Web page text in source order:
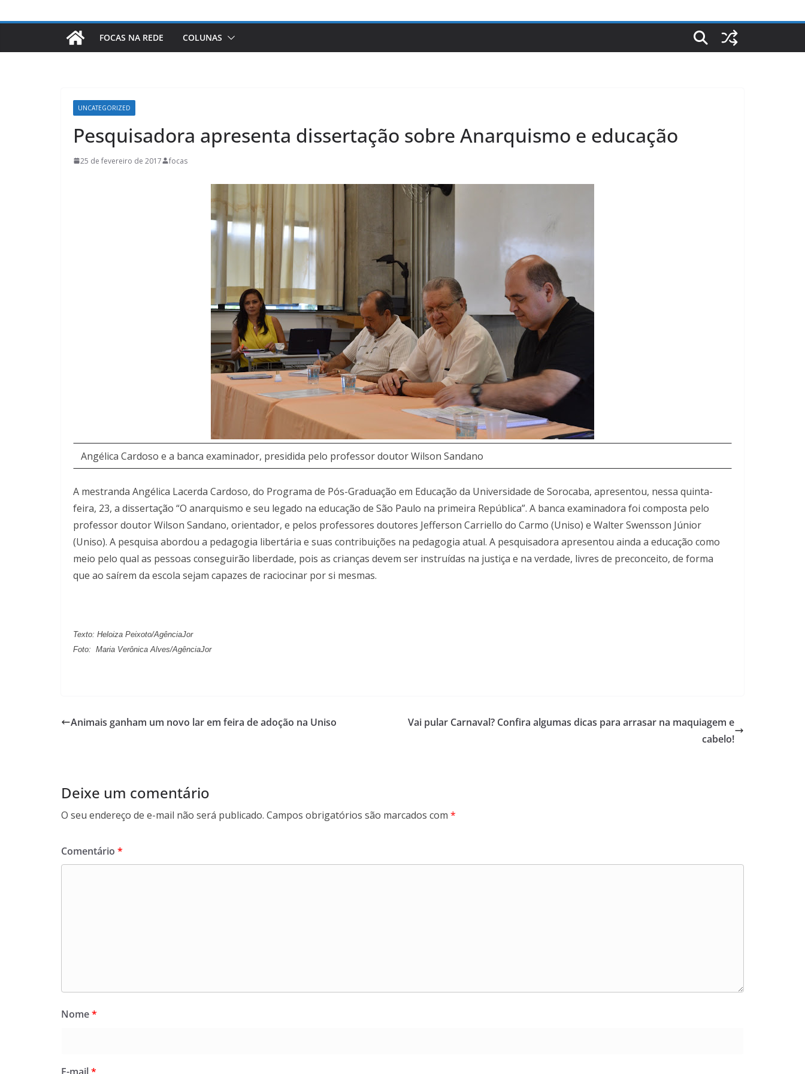
FOCAS NA REDE COLUNAS
UNCATEGORIZED
Pesquisadora apresenta dissertação sobre Anarquismo e educação
25 de fevereiro de 2017 focas
Angélica Cardoso e a banca examinador, presidida pelo professor doutor Wilson Sandano
A mestranda Angélica Lacerda Cardoso, do Programa de Pós-Graduação em Educação da Universidade de Sorocaba, apresentou, nessa quinta-
feira, 23, a dissertação “O anarquismo e seu legado na educação de São Paulo na primeira República”. A banca examinadora foi composta pelo
professor doutor Wilson Sandano, orientador, e pelos professores doutores Jefferson Carriello do Carmo (Uniso) e Walter Swensson Júnior
(Uniso). A pesquisa abordou a pedagogia libertária e suas contribuições na pedagogia atual. A pesquisadora apresentou ainda a educação como
meio pelo qual as pessoas conseguirão liberdade, pois as crianças devem ser instruídas na justiça e na verdade, livres de preconceito, de forma
que ao saírem da escola sejam capazes de raciocinar por si mesmas.
Texto: Heloiza Peixoto/AgênciaJor
Foto: Maria Verônica Alves/AgênciaJor
Animais ganham um novo lar em feira de adoção na Uniso
Vai pular Carnaval? Confira algumas dicas para arrasar na maquiagem e
cabelo!
Deixe um comentário
O seu endereço de e-mail não será publicado. Campos obrigatórios são marcados com *
Comentário *
Nome*